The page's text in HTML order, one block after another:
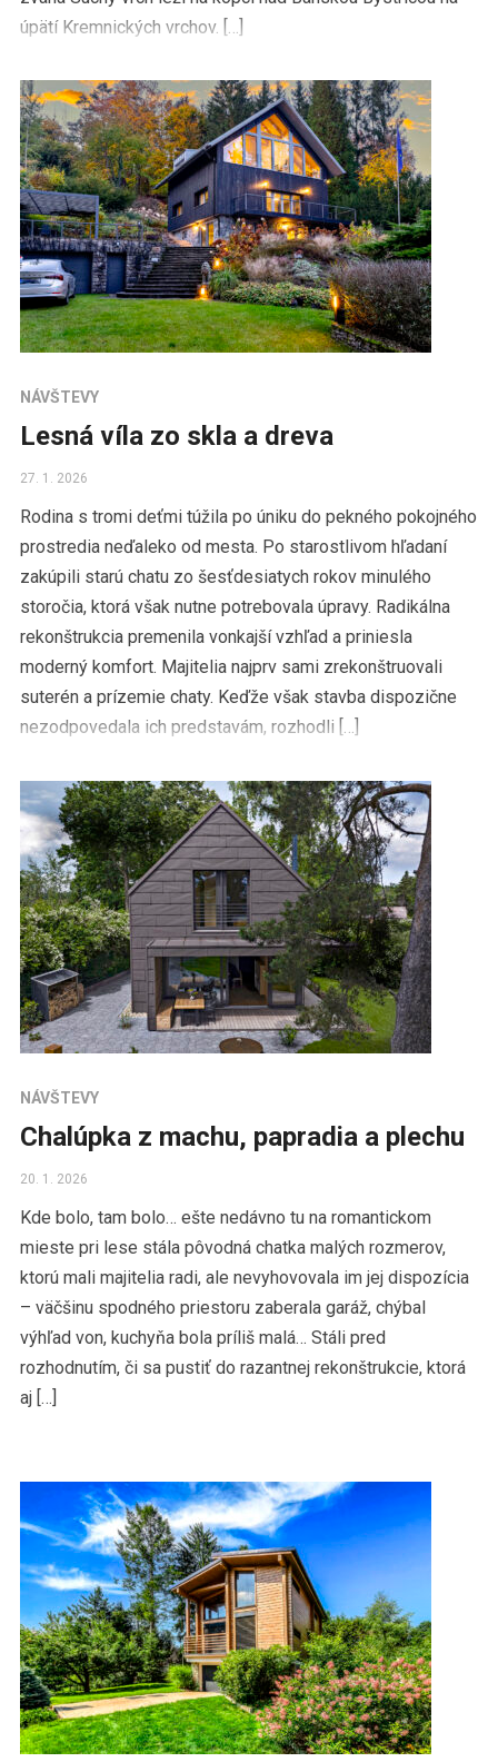
úpätí Kremnických vrchov. […]
NÁVŠTEVY
Lesná víla zo skla a dreva
27. 1. 2026
Rodina s tromi deťmi túžila po úniku do pekného pokojného
prostredia neďaleko od mesta. Po starostlivom hľadaní
zakúpili starú chatu zo šesťdesiatych rokov minulého
storočia, ktorá však nutne potrebovala úpravy. Radikálna
rekonštrukcia premenila vonkajší vzhľad a priniesla
moderný komfort. Majitelia najprv sami zrekonštruovali
suterén a prízemie chaty. Keďže však stavba dispozične
nezodpovedala ich predstavám, rozhodli […]
NÁVŠTEVY
Chalúpka z machu, papradia a plechu
20. 1. 2026
Kde bolo, tam bolo… ešte nedávno tu na romantickom
mieste pri lese stála pôvodná chatka malých rozmerov,
ktorú mali majitelia radi, ale nevyhovovala im jej dispozícia
– väčšinu spodného priestoru zaberala garáž, chýbal
výhľad von, kuchyňa bola príliš malá… Stáli pred
rozhodnutím, či sa pustiť do razantnej rekonštrukcie, ktorá
aj […]